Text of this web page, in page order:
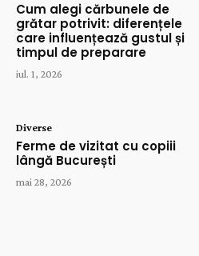
Cum alegi cărbunele de
grătar potrivit: diferențele
care influențează gustul și
timpul de preparare
iul. 1, 2026
Diverse
Ferme de vizitat cu copiii
lângă București
mai 28, 2026